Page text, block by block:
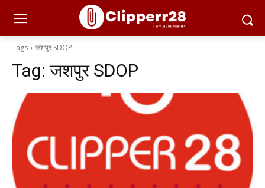
Tags जशपुर SDOP
Tag:जशपुर SDOP